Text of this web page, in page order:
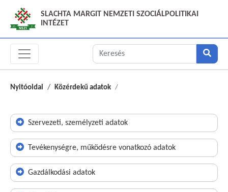
SLACHTA MARGIT NEMZETI SZOCIÁLPOLITIKAI
INTÉZET
Nyitóoldal Közérdekű adatok
Szervezeti, személyzeti adatok
Tevékenységre, működésre vonatkozó adatok
Gazdálkodási adatok